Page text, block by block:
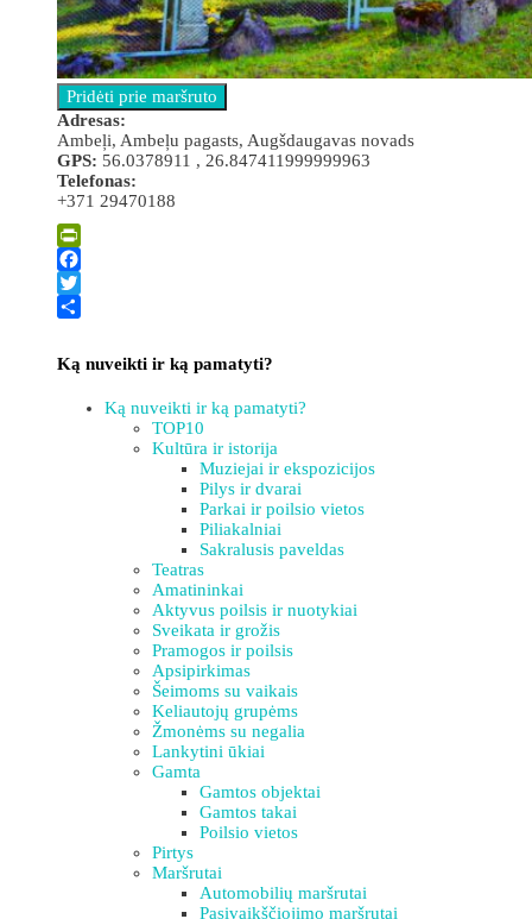
Adresas:
Ambeļi, Ambeļu pagasts, Augšdaugavas novads
GPS: 56.0378911 , 26.847411999999963
Telefonas:
+371 29470188
PrintFriendly
Facebook
Twitter
Ką nuveikti ir ką pamatyti?
Ką nuveikti ir ką pamatyti?
TOP10
Kultūra ir istorija
Muziejai ir ekspozicijos
Pilys ir dvarai
Parkai ir poilsio vietos
Piliakalniai
Sakralusis paveldas
Teatras
Amatininkai
Aktyvus poilsis ir nuotykiai
Sveikata ir grožis
Pramogos ir poilsis
Apsipirkimas
Šeimoms su vaikais
Keliautojų grupėms
Žmonėms su negalia
Lankytini ūkiai
Gamta
Gamtos objektai
Gamtos takai
Poilsio vietos
Pirtys
Maršrutai
Automobilių maršrutai
Pasivaikščiojimo maršrutai